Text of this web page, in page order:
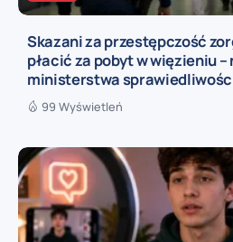
Skazani za przestępczość
płacić za pobyt w więzieniu
ministerstwa
99 Wyświetleń